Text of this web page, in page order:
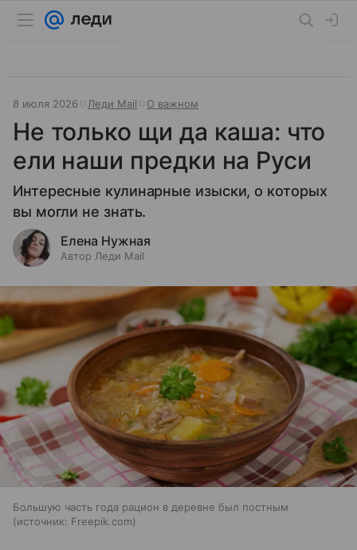
8 июля 2026 Леди Mail О важном
Не только щи да каша: что
ели наши предки на Руси
Интересные кулинарные изыски, о которых
вы могли не знать.
Елена Нужная
Автор Леди Mail
Большую часть года рацион в деревне был постным
источник: Freepik.com